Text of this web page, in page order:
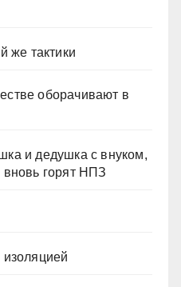
же тактики
оборачивают в
и дедушка с внуком,
горят НПЗ
изоляцией